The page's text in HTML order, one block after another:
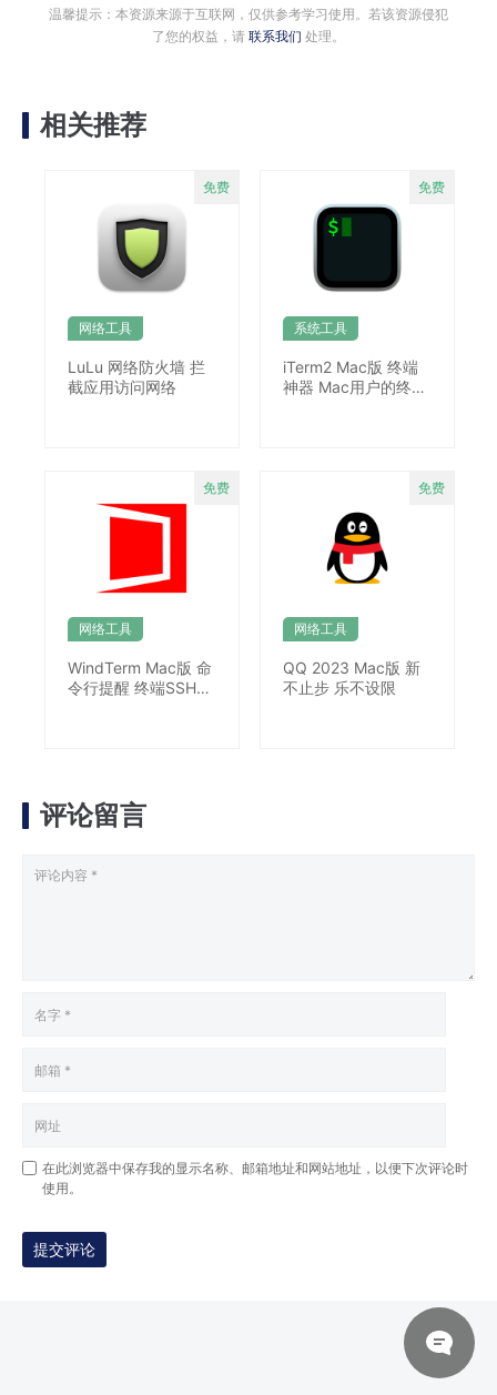
温馨提示：本资源来源于互联网，仅供参考学习使用。若该资源侵犯
了您的权益，请 联系我们 处理。
相关推荐
网络工具
LuLu 网络防火墙 拦
截应用访问网络
系统工具
iTerm2 Mac版 终端
神器 Mac用户的终极
网络工具
WindTerm Mac版 命
令行提醒 终端SSH工
网络工具
QQ 2023 Mac版 新
不止步 乐不设限
评论留言
在此浏览器中保存我的显示名称、邮箱地址和网站地址，以便下次评论时
使用。
提交评论